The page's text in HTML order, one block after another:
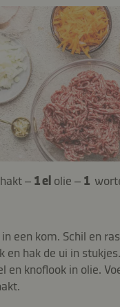
– 1 el olie – 1
een kom. Schil en
en hak de ui in stukjes.
en knoflook in olie.